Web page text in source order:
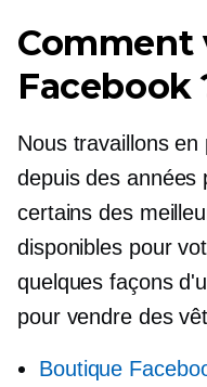
Comment
Facebook
Nous travaillons
depuis des années
certains des
disponibles pour
quelques façons
pour vendre des
Boutique